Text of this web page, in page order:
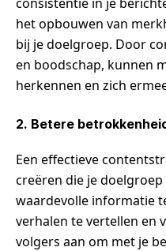
het opbouwen van
bij je doelgroep. Door
en boodschap, kunnen
herkennen en zich
2. Betere
Een effectieve
creëren die je
waardevolle informatie
verhalen te vertellen en
volgers aan om met je